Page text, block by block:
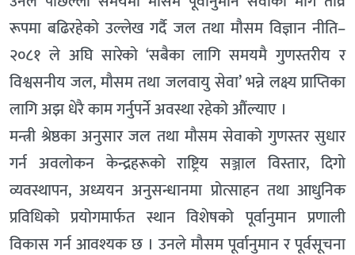
रूपमा बढिरहेको उल्लेख गर्दै जल तथा मौसम विज्ञान नीति–
२०८१ ले अघि सारेको ‘सबैका लागि समयमै गुणस्तरीय र
विश्वसनीय जल, मौसम तथा जलवायु सेवा’ भन्ने लक्ष्य प्राप्तिका
लागि अझ धेरै काम गर्नुपर्ने अवस्था रहेको औंल्याए ।
मन्त्री श्रेष्ठका अनुसार जल तथा मौसम सेवाको गुणस्तर सुधार
गर्न अवलोकन केन्द्रहरूको राष्ट्रिय सञ्जाल विस्तार, दिगो
व्यवस्थापन, अध्ययन अनुसन्धानमा प्रोत्साहन तथा आधुनिक
प्रविधिको प्रयोगमार्फत स्थान विशेषको पूर्वानुमान प्रणाली
विकास गर्न आवश्यक छ । उनले मौसम पूर्वानुमान र पूर्वसूचना